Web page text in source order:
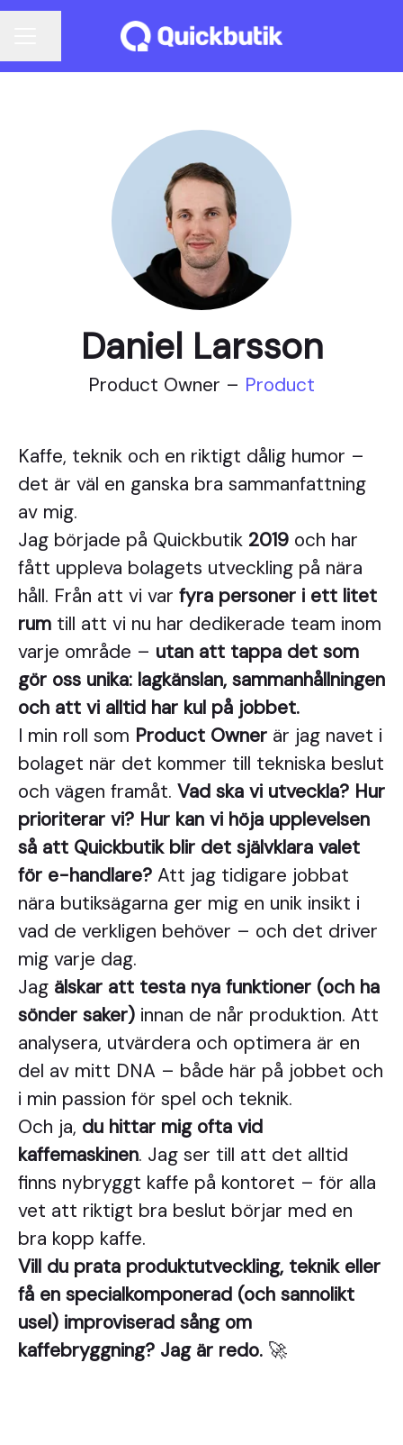
Daniel Larsson
Product Owner – Product
Kaffe, teknik och en riktigt dålig humor –
det är väl en ganska bra sammanfattning
av mig.
Jag började på Quickbutik 2019 och har
fått uppleva bolagets utveckling på nära
håll. Från att vi var fyra personer i ett litet
rum till att vi nu har dedikerade team inom
varje område – utan att tappa det som
gör oss unika: lagkänslan, sammanhållningen
och att vi alltid har kul på jobbet.
I min roll som Product Owner är jag navet i
bolaget när det kommer till tekniska beslut
och vägen framåt. Vad ska vi utveckla? Hur
prioriterar vi? Hur kan vi höja upplevelsen
så att Quickbutik blir det självklara valet
för e-handlare? Att jag tidigare jobbat
nära butiksägarna ger mig en unik insikt i
vad de verkligen behöver – och det driver
mig varje dag.
Jag älskar att testa nya funktioner (och ha
sönder saker) innan de når produktion. Att
analysera, utvärdera och optimera är en
del av mitt DNA – både här på jobbet och
i min passion för spel och teknik.
Och ja, du hittar mig ofta vid
kaffemaskinen. Jag ser till att det alltid
finns nybryggt kaffe på kontoret – för alla
vet att riktigt bra beslut börjar med en
bra kopp kaffe.
Vill du prata produktutveckling, teknik eller
få en specialkomponerad (och sannolikt
usel) improviserad sång om
kaffebryggning? Jag är redo. 🚀